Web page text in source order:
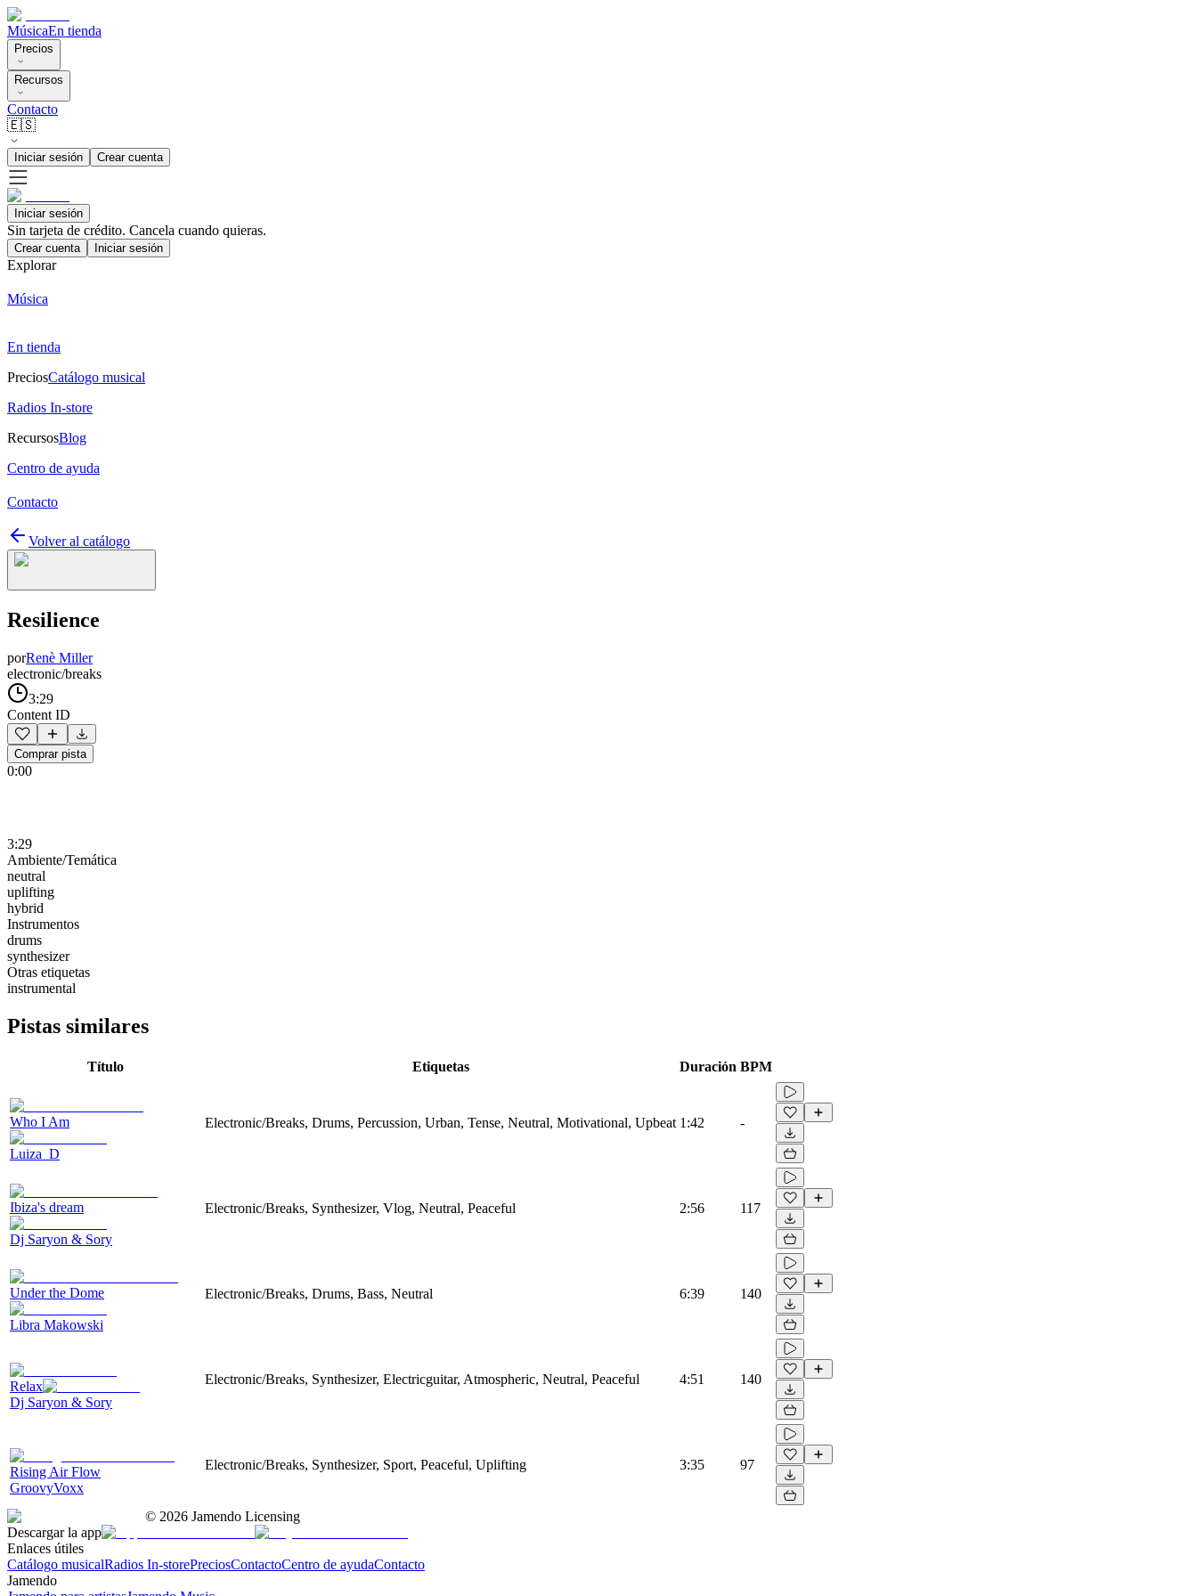
MúsicaEn tienda
Precios
Recursos
Contacto
🇪🇸
Iniciar sesión Crear cuenta
Iniciar sesión
Sin tarjeta de crédito. Cancela cuando quieras.
Crear cuenta Iniciar sesión
Explorar
Música
En tienda
PreciosCatálogo musical
Radios In-store
RecursosBlog
Centro de ayuda
Contacto
Volver al catálogo
Resilience
porRenè Miller
electronic/breaks
3:29
Content ID
Comprar pista
0:00
3:29
Ambiente/Temática
neutral
uplifting
hybrid
Instrumentos
drums
synthesizer
Otras etiquetas
instrumental
Pistas similares
Título Etiquetas Duración BPM
Who I Am
Luiza_D
Electronic/Breaks, Drums, Percussion, Urban, Tense, Neutral, Motivational, Upbeat 1:42 -
Ibiza's dream
Dj Saryon & Sory
Electronic/Breaks, Synthesizer, Vlog, Neutral, Peaceful 2:56 117
Under the Dome
Libra Makowski
Electronic/Breaks, Drums, Bass, Neutral 6:39 140
Relax
Dj Saryon & Sory
Electronic/Breaks, Synthesizer, Electricguitar, Atmospheric, Neutral, Peaceful 4:51 140
Rising Air Flow
GroovyVoxx
Electronic/Breaks, Synthesizer, Sport, Peaceful, Uplifting 3:35 97
© 2026 Jamendo Licensing
Descargar la app
Enlaces útiles
Catálogo musicalRadios In-storePreciosContactoCentro de ayudaContacto
Jamendo